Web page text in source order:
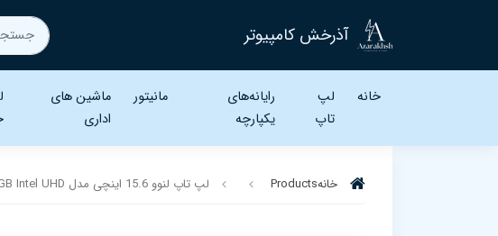
آذرخش کامپیوتر
خانه
لپ
تاپ‌
رایانه‌های
یکپارچه
مانیتور
ماشین های
اداری
خانهProducts لپ تاپ لنوو 15.6 اینچی مدل LENOVO IdeaPad Slim 3 i3 1315U 8GB 256GB Intel UHD